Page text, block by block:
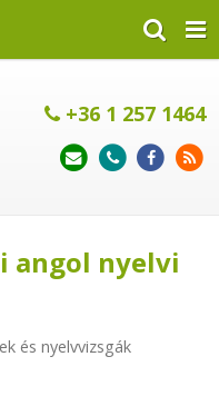
+36 1 257 1464
angol nyelvi
és nyelvvizsgák